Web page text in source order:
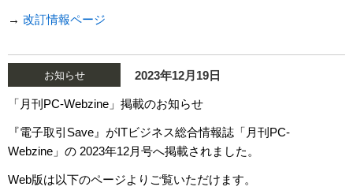
→ 改訂情報ページ
お知らせ 2023年12月19日
「月刊PC-Webzine」掲載のお知らせ
『電子取引Save』がITビジネス総合情報誌「月刊PC-
Webzine」の 2023年12月号へ掲載されました。
Web版は以下のページよりご覧いただけます。